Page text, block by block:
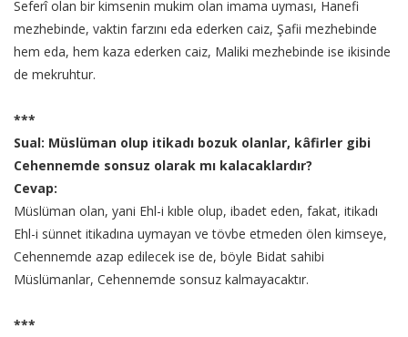
Seferî olan bir kimsenin mukim olan imama uyması, Hanefi
mezhebinde, vaktin farzını eda ederken caiz, Şafii mezhebinde
hem eda, hem kaza ederken caiz, Maliki mezhebinde ise ikisinde
de mekruhtur.
***
Sual: Müslüman olup itikadı bozuk olanlar, kâfirler gibi
Cehennemde sonsuz olarak mı kalacaklardır?
Cevap:
Müslüman olan, yani Ehl-i kıble olup, ibadet eden, fakat, itikadı
Ehl-i sünnet itikadına uymayan ve tövbe etmeden ölen kimseye,
Cehennemde azap edilecek ise de, böyle Bidat sahibi
Müslümanlar, Cehennemde sonsuz kalmayacaktır.
***